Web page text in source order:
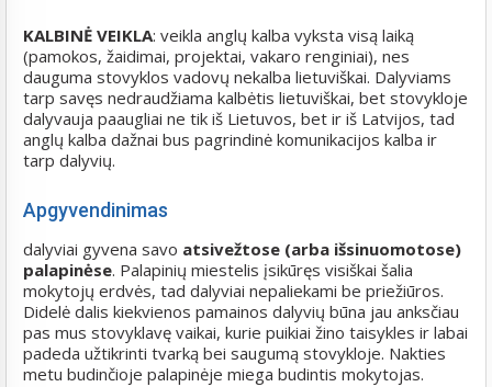
KALBINĖ VEIKLA: veikla anglų kalba vyksta visą laiką
(pamokos, žaidimai, projektai, vakaro renginiai), nes
dauguma stovyklos vadovų nekalba lietuviškai. Dalyviams
tarp savęs nedraudžiama kalbėtis lietuviškai, bet stovykloje
dalyvauja paaugliai ne tik iš Lietuvos, bet ir iš Latvijos, tad
anglų kalba dažnai bus pagrindinė komunikacijos kalba ir
tarp dalyvių.
Apgyvendinimas
dalyviai gyvena savo atsivežtose (arba išsinuomotose)
palapinėse. Palapinių miestelis įsikūręs visiškai šalia
mokytojų erdvės, tad dalyviai nepaliekami be priežiūros.
Didelė dalis kiekvienos pamainos dalyvių būna jau anksčiau
pas mus stovyklavę vaikai, kurie puikiai žino taisykles ir labai
padeda užtikrinti tvarką bei saugumą stovykloje. Nakties
metu budinčioje palapinėje miega budintis mokytojas.